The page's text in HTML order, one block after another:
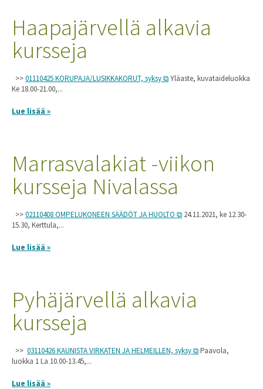
Haapajärvellä alkavia
kursseja
>>01110425 KORUPAJA/LUSIKKAKORUT, syksy
Yläaste, kuvataideluokka
Ke 18.00-21.00,...
Lue lisää »
Marrasvalakiat -viikon
kursseja Nivalassa
>>02110408 OMPELUKONEEN SÄÄDÖT JA HUOLTO
24.11.2021, ke 12.30-
15.30, Kerttula,...
Lue lisää »
Pyhäjärvellä alkavia
kursseja
>> 03110426 KAUNISTA VIRKATEN JA HELMEILLEN, syksy
Paavola,
luokka 1 La 10.00-13.45,...
Lue lisää »